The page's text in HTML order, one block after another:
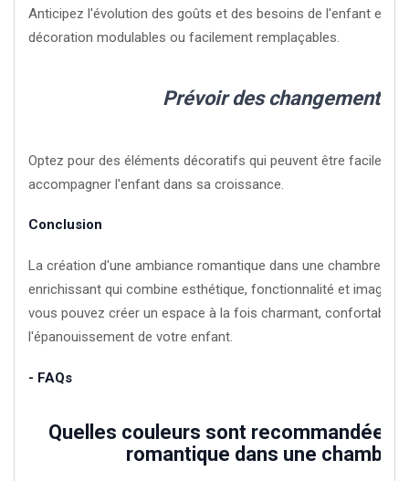
Anticipez l'évolution des goûts et des besoins de l'enfant en
décoration modulables ou facilement remplaçables.
Prévoir des changements
Optez pour des éléments décoratifs qui peuvent être
accompagner l'enfant dans sa croissance.
Conclusion
La création d'une ambiance romantique dans une chambre
enrichissant qui combine esthétique, fonctionnalité et
vous pouvez créer un espace à la fois charmant, confortable
l'épanouissement de votre enfant.
- FAQs
Quelles couleurs sont recommandées
romantique dans une chambre